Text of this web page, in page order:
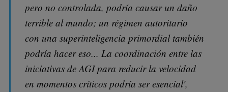
pero no controlada, podría causar un daño
terrible al mundo; un régimen autoritario
con una superinteligencia primordial también
podría hacer eso... La coordinación entre las
iniciativas de AGI para reducir la velocidad
en momentos críticos podría ser esencial',